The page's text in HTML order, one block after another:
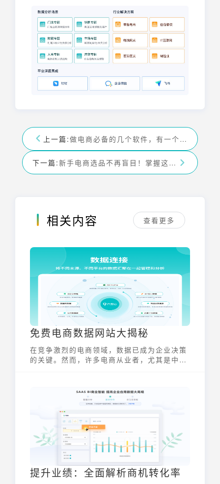
上一篇: 做电商必备的几个软件，有一个超好用！
下一篇: 新手电商选品不再盲目！掌握这四个技巧，轻松找到热销产品
相关内容 查看更多
免费电商数据网站大揭秘
在竞争激烈的电商领域，数据已成为企业决策
的关键。然而，许多电商从业者，尤其是中小
免费电商数据网站，助您轻松获取所需数据，
提升运营效率。
提升业绩：全面解析商机转化率